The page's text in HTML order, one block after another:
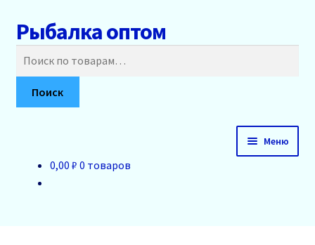
Перейти
к
навигации
Перейти
к
содержимому
Рыбалка оптом
Поиск
Меню
0,00 ₽ 0 товаров